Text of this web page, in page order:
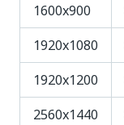
1600x900
1920x1080
1920x1200
2560x1440